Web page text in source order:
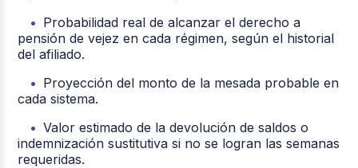
Probabilidad real de alcanzar el derecho a
pensión de vejez en cada régimen, según el historial
del afiliado.
Proyección del monto de la mesada probable en
cada sistema.
Valor estimado de la devolución de saldos o
indemnización sustitutiva si no se logran las semanas
requeridas.